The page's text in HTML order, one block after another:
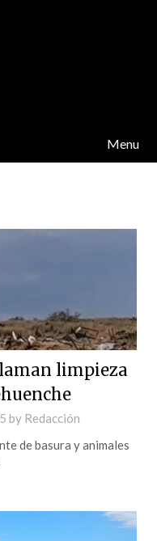
Menu
limpieza
by Redacción
de basura y animales